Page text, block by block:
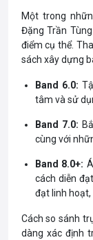
Một trong
Đặng Trần
điểm cụ thể.
sách xây dựng
Band 6.0:
tâm và sử
Band 7.0:
cùng với
Band 8.0+:
cách diễn
đạt linh hoạt,
Cách so sánh
dàng xác định